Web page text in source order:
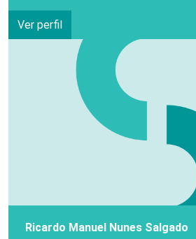
Ver perfil
Ricardo Manuel Nunes Salgado